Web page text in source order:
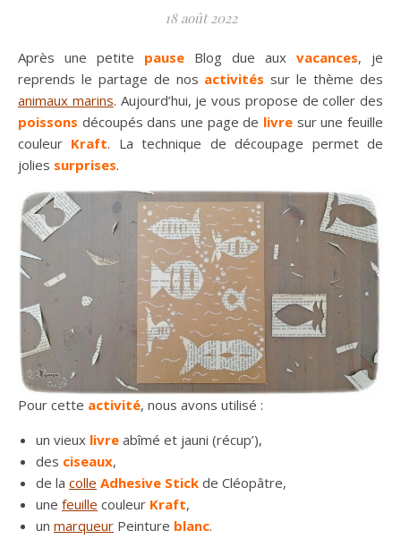
18 août 2022
Après une petite pause Blog due aux vacances, je
reprends le partage de nos activités sur le thème des
animaux marins. Aujourd’hui, je vous propose de coller des
poissons découpés dans une page de livre sur une feuille
couleur Kraft. La technique de découpage permet de
jolies surprises.
Pour cette activité, nous avons utilisé :
un vieux livre abîmé et jauni (récup’),
des ciseaux,
de la colle Adhesive Stick de Cléopâtre,
une feuille couleur Kraft,
un marqueur Peinture blanc.